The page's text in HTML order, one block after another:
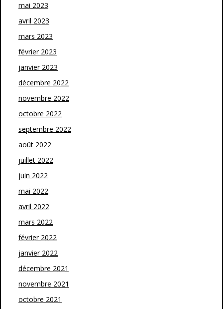
mai 2023
avril 2023
mars 2023
février 2023
janvier 2023
décembre 2022
novembre 2022
octobre 2022
septembre 2022
août 2022
juillet 2022
juin 2022
mai 2022
avril 2022
mars 2022
février 2022
janvier 2022
décembre 2021
novembre 2021
octobre 2021